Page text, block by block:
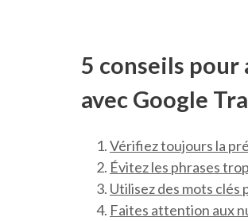
5 conseils
avec Google
Vérifiez toujours la
Évitez les phrases
Utilisez des mots
Faites attention aux